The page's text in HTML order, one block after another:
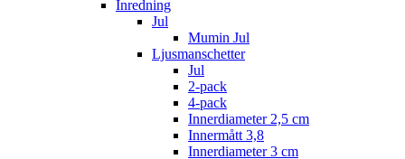
Inredning
Jul
Mumin Jul
Ljusmanschetter
Jul
2-pack
4-pack
Innerdiameter 2,5 cm
Innermått 3,8
Innerdiameter 3 cm